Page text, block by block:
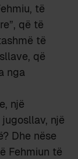
të
që të
të
që
nga
një
një
Dhe nëse
Fehmiun të